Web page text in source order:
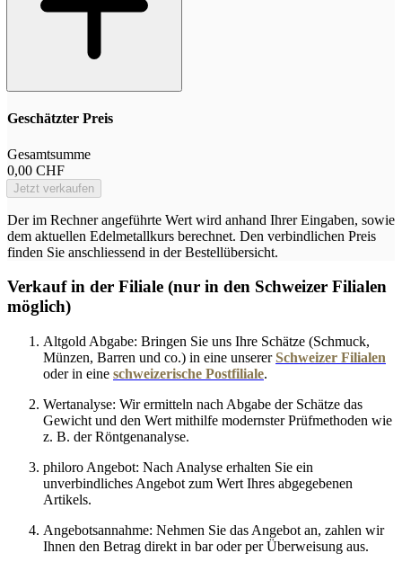
Geschätzter Preis
Gesamtsumme
0,00 CHF
Jetzt verkaufen
Der im Rechner angeführte Wert wird anhand Ihrer Eingaben, sowie
dem aktuellen Edelmetallkurs berechnet. Den verbindlichen Preis
finden Sie anschliessend in der Bestellübersicht.
Verkauf in der Filiale (nur in den Schweizer Filialen
möglich)
Altgold Abgabe: Bringen Sie uns Ihre Schätze (Schmuck,
Münzen, Barren und co.) in eine unsererSchweizer Filialen
oder in eine schweizerische Postfiliale.
Wertanalyse: Wir ermitteln nach Abgabe der Schätze das
Gewicht und den Wert mithilfe modernster Prüfmethoden wie
z. B. der Röntgenanalyse.
philoro Angebot: Nach Analyse erhalten Sie ein
unverbindliches Angebot zum Wert Ihres abgegebenen
Artikels.
Angebotsannahme: Nehmen Sie das Angebot an, zahlen wir
Ihnen den Betrag direkt in bar oder per Überweisung aus.